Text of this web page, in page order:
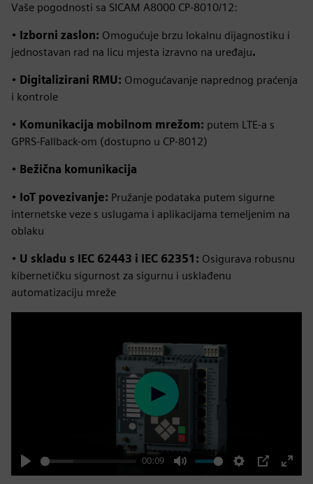
Vaše pogodnosti sa SICAM A8000 CP-8010/12:
• Izborni zaslon: Omogućuje brzu lokalnu dijagnostiku i
jednostavan rad na licu mjesta izravno na uređaju.
• Digitalizirani RMU: Omogućavanje naprednog praćenja
i kontrole
• Komunikacija mobilnom mrežom: putem LTE-a s
GPRS-Fallback-om (dostupno u CP-8012)
• Bežična komunikacija
• IoT povezivanje: Pružanje podataka putem sigurne
internetske veze s uslugama i aplikacijama temeljenim na
oblaku
• U skladu s IEC 62443 i IEC 62351: Osigurava robusnu
kibernetičku sigurnost za sigurnu i usklađenu
automatizaciju mreže
Play
00:09
Mute Settings
PIP
Enter
Play